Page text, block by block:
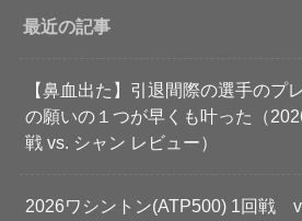
最近の記事
【鼻血出た】引退間際の選手のプ
の願いの１つが早くも叶った（
戦 vs. シャン レビュー）
2026ワシントン(ATP500) 1回戦